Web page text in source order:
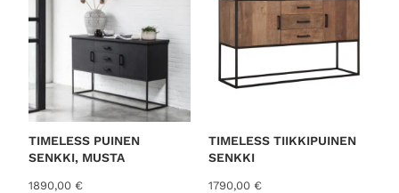
TIMELESS PUINEN
SENKKI, MUSTA
1890,00 €
TIMELESS TIIKKIPUINEN
SENKKI
1790,00 €